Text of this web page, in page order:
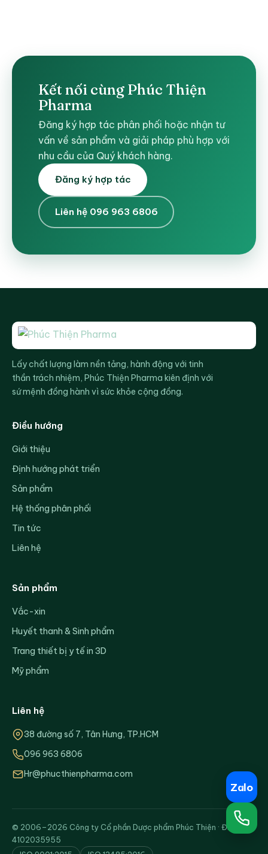
Kết nối cùng Phúc Thiện
Pharma
Đăng ký hợp tác phân phối hoặc nhận tư
vấn về sản phẩm và giải pháp phù hợp với
nhu cầu của Quý khách hàng.
Đăng ký hợp tác
Liên hệ 096 963 6806
Lấy chất lượng làm nền tảng, hành động với tinh
thần trách nhiệm, Phúc Thiện Pharma kiên định với
sứ mệnh đồng hành vì sức khỏe cộng đồng.
Điều hướng
Giới thiệu
Định hướng phát triển
Sản phẩm
Hệ thống phân phối
Tin tức
Liên hệ
Sản phẩm
Vắc-xin
Huyết thanh & Sinh phẩm
Trang thiết bị y tế in 3D
Mỹ phẩm
Liên hệ
38 đường số 7, Tân Hưng, TP.HCM
096 963 6806
Hr@phucthienpharma.com
© 2006–2026 Công ty Cổ phần Dược phẩm Phúc Thiện · ĐKKD:
4102035955
Zalo